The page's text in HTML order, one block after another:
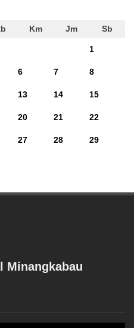
Km Jm Sb
1
6 7 8
13 14 15
20 21 22
27 28 29
Minangkabau